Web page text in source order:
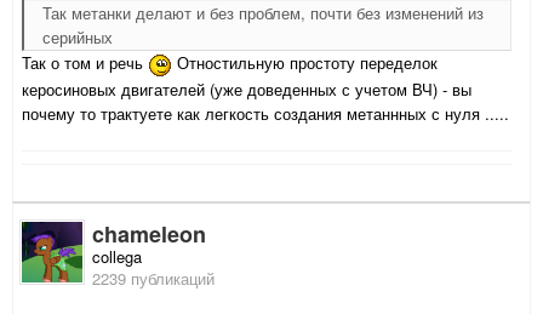
Так метанки делают и без проблем, почти без изменений из
серийных
Так о том и речь
Отностильную простоту переделок
керосиновых двигателей (уже доведенных с учетом ВЧ) - вы
почему то трактуете как легкость создания метаннных с нуля .....
chameleon
collega
2239 публикаций